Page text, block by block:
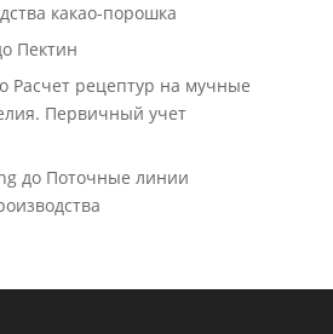
какао-порошка
Пектин
Расчет рецептур на мучные
Первичный учет
до Поточные линии